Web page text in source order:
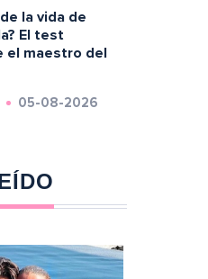
la vida de
El test
el maestro del
05-08-2026